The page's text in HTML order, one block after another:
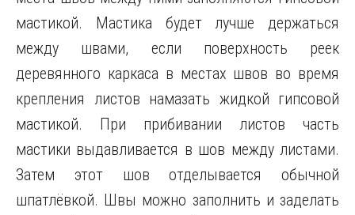
мастикой. Мастика будет лучше держаться
между швами, если поверхность реек
деревянного каркаса в местах швов во время
крепления листов намазать жидкой гипсовой
мастикой. При прибивании листов часть
мастики выдавливается в шов между листами.
Затем этот шов отделывается обычной
шпатлёвкой. Швы можно заполнить и заделать